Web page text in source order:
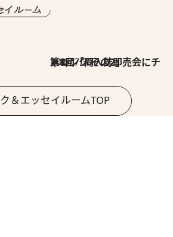
2026.7.30
第8回「同人誌即売会にチャレンジ その2」
＆エッセイルームTOP